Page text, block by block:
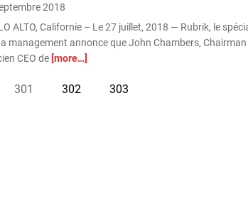
2018
ALTO, Californie – Le 27 juillet, 2018 — Rubrik, le
management annonce que John Chambers,
CEO de [more…]
301 302 303